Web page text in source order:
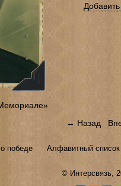
← Назад
победе Алфавитный
© Интерсвязь,